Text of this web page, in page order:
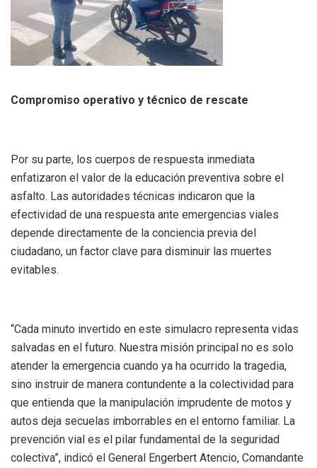
Compromiso operativo y técnico de rescate
Por su parte, los cuerpos de respuesta inmediata
enfatizaron el valor de la educación preventiva sobre el
asfalto. Las autoridades técnicas indicaron que la
efectividad de una respuesta ante emergencias viales
depende directamente de la conciencia previa del
ciudadano, un factor clave para disminuir las muertes
evitables.
“Cada minuto invertido en este simulacro representa vidas
salvadas en el futuro. Nuestra misión principal no es solo
atender la emergencia cuando ya ha ocurrido la tragedia,
sino instruir de manera contundente a la colectividad para
que entienda que la manipulación imprudente de motos y
autos deja secuelas imborrables en el entorno familiar. La
prevención vial es el pilar fundamental de la seguridad
colectiva”, indicó el General Engerbert Atencio, Comandante